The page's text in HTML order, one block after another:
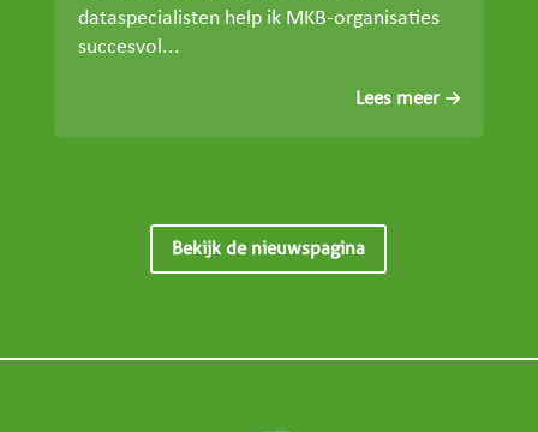
dataspecialisten help ik MKB-organisaties
succesvol...
Lees meer
Bekijk de nieuwspagina